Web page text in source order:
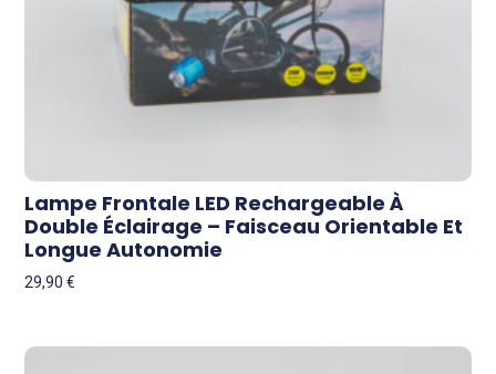
Lampe Frontale LED Rechargeable À
Double Éclairage – Faisceau Orientable Et
Longue Autonomie
29,90€